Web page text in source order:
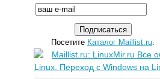
Посетите Каталог Maillist.ru.